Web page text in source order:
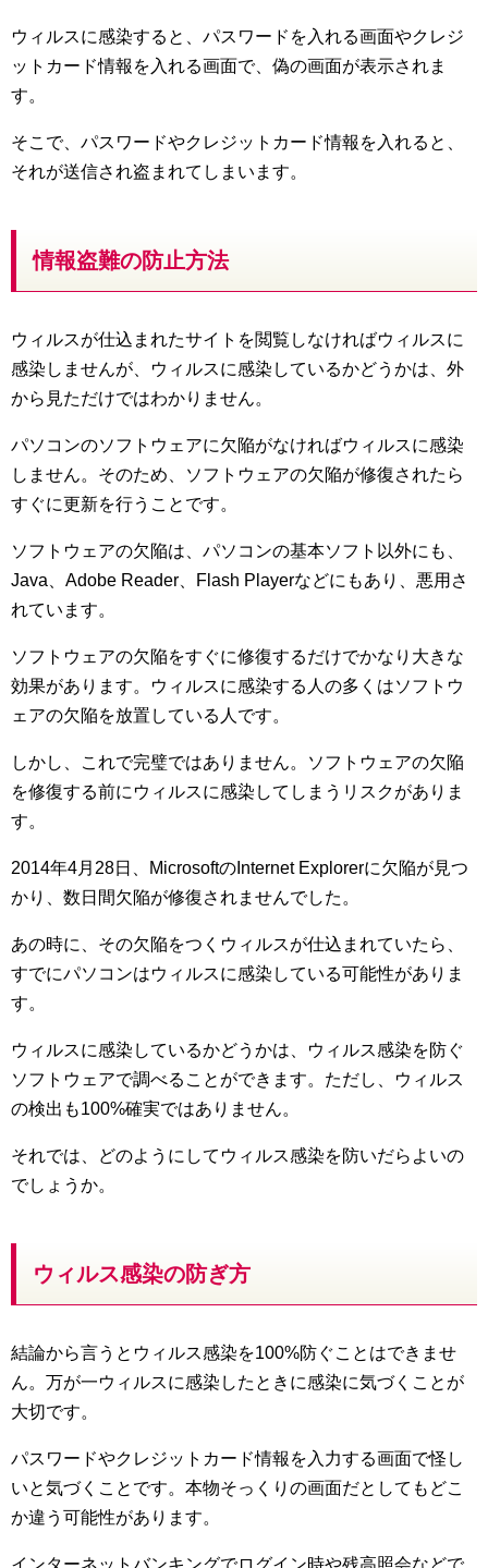
ウィルスに感染すると、パスワードを入れる画面やクレジ
ットカード情報を入れる画面で、偽の画面が表示されま
す。
そこで、パスワードやクレジットカード情報を入れると、
それが送信され盗まれてしまいます。
情報盗難の防止方法
ウィルスが仕込まれたサイトを閲覧しなければウィルスに
感染しませんが、ウィルスに感染しているかどうかは、外
から見ただけではわかりません。
パソコンのソフトウェアに欠陥がなければウィルスに感染
しません。そのため、ソフトウェアの欠陥が修復されたら
すぐに更新を行うことです。
ソフトウェアの欠陥は、パソコンの基本ソフト以外にも、
Java、Adobe Reader、Flash Playerなどにもあり、悪用さ
れています。
ソフトウェアの欠陥をすぐに修復するだけでかなり大きな
効果があります。ウィルスに感染する人の多くはソフトウ
ェアの欠陥を放置している人です。
しかし、これで完璧ではありません。ソフトウェアの欠陥
を修復する前にウィルスに感染してしまうリスクがありま
す。
2014年4月28日、MicrosoftのInternet Explorerに欠陥が見つ
かり、数日間欠陥が修復されませんでした。
あの時に、その欠陥をつくウィルスが仕込まれていたら、
すでにパソコンはウィルスに感染している可能性がありま
す。
ウィルスに感染しているかどうかは、ウィルス感染を防ぐ
ソフトウェアで調べることができます。ただし、ウィルス
の検出も100%確実ではありません。
それでは、どのようにしてウィルス感染を防いだらよいの
でしょうか。
ウィルス感染の防ぎ方
結論から言うとウィルス感染を100%防ぐことはできませ
ん。万が一ウィルスに感染したときに感染に気づくことが
大切です。
パスワードやクレジットカード情報を入力する画面で怪し
いと気づくことです。本物そっくりの画面だとしてもどこ
か違う可能性があります。
インターネットバンキングでログイン時や残高照会などで